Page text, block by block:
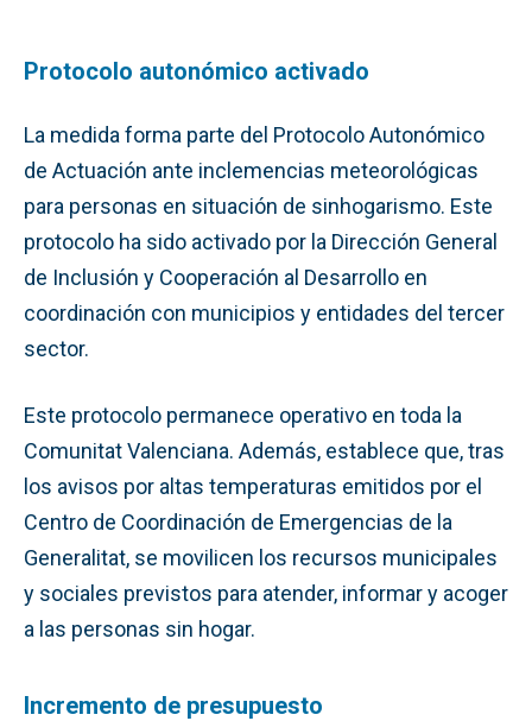
Protocolo autonómico activado
La medida forma parte del Protocolo Autonómico
de Actuación ante inclemencias meteorológicas
para personas en situación de sinhogarismo. Este
protocolo ha sido activado por la Dirección General
de Inclusión y Cooperación al Desarrollo en
coordinación con municipios y entidades del tercer
sector.
Este protocolo permanece operativo en toda la
Comunitat Valenciana. Además, establece que, tras
los avisos por altas temperaturas emitidos por el
Centro de Coordinación de Emergencias de la
Generalitat, se movilicen los recursos municipales
y sociales previstos para atender, informar y acoger
a las personas sin hogar.
Incremento de presupuesto